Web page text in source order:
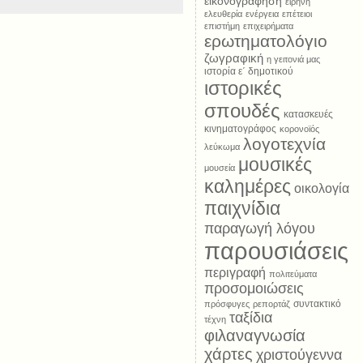
ελευθερία ενέργεια επέτειοι
επιστήμη επιχειρήματα
ερωτηματολόγιο
ζωγραφική η γειτονιά μας
ιστορία ε΄ δημοτικού
ιστορικές
σπουδές κατασκευές
κινηματογράφος κορονοϊός
λεύκωμα λογοτεχνία
μουσεία μουσικές
καλημέρες οικολογία
παιχνίδια
παραγωγή λόγου
παρουσιάσεις
περιγραφή πολιτεύματα
προσομοιώσεις
πρόσφυγες ρεπορτάζ συντακτικό
τέχνη ταξίδια
φιλαναγνωσία
χάρτες χριστούγεννα